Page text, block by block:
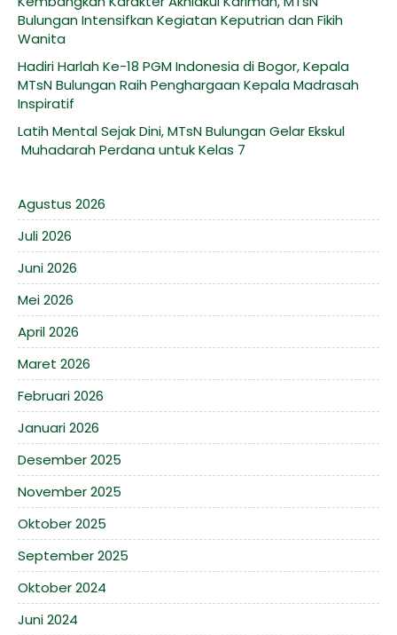
Bulungan Intensifkan Kegiatan Keputrian dan Fikih
Wanita
Hadiri Harlah Ke-18 PGM Indonesia di Bogor, Kepala
MTsN Bulungan Raih Penghargaan Kepala Madrasah
Inspiratif
Latih Mental Sejak Dini, MTsN Bulungan Gelar Ekskul
Muhadarah Perdana untuk Kelas 7
Agustus 2026
Juli 2026
Juni 2026
Mei 2026
April 2026
Maret 2026
Februari 2026
Januari 2026
Desember 2025
November 2025
Oktober 2025
September 2025
Oktober 2024
Juni 2024